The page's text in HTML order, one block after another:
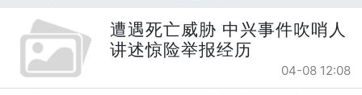
遭遇死亡威胁 中兴事件吹哨人
讲述惊险举报经历
04-08 12:08